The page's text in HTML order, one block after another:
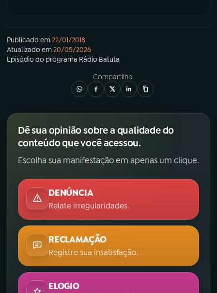
Publicado em22/01/2018
Atualizado em20/05/2026
Episódio do programa Rádio Batuta
Compartilhe
Dê sua opinião sobre a qualidade do
conteúdo que você acessou.
Escolha sua manifestação em apenas um clique.
DENÚNCIA
Relate irregularidades.
RECLAMAÇÃO
Registre sua insatisfação.
ELOGIO